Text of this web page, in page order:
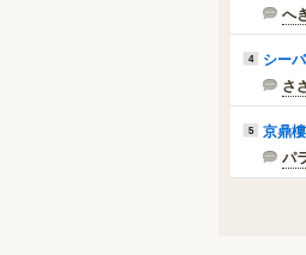
へ
4 シー
さ
5 京鼎
パ